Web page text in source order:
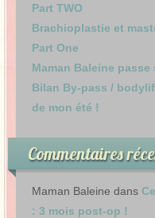
Part TWO
Brachioplastie et
Part One
Maman Baleine
Bilan By-pass /
de mon été !
Commentaires
Maman Baleine dans
: 3 mois post-op !